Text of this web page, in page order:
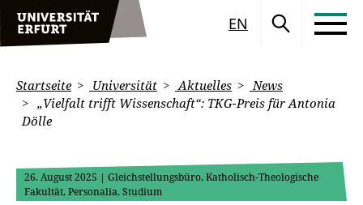
EN
Startseite Universität Aktuelles
News
„Vielfalt trifft Wissenschaft“: TKG-Preis für Antonia
Dölle
26. August 2025 | Gleichstellungsbüro, Katholisch-Theologische
Fakultät, Personalia, Studium